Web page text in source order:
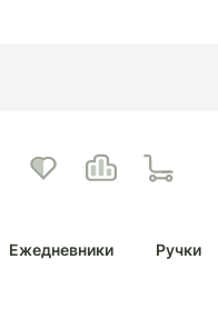
Ежедневники Ручки